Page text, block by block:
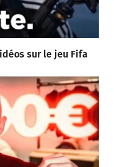
sur le jeu Fifa